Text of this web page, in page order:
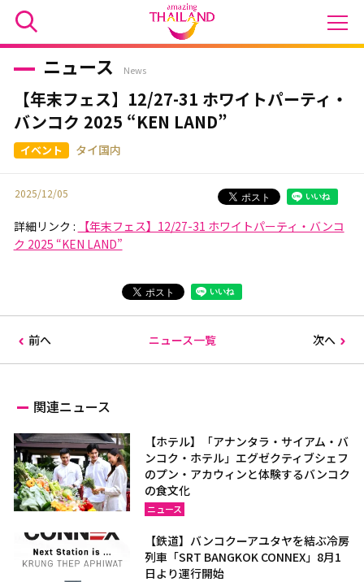
ニュース News
【年末フェス】12/27-31 ホワイトパーティ・
バンコク 2025 “KEN LAND”
タイ国内
2025/12/05
詳細リンク :
【年末フェス】12/27-31 ホワイトパーティ・バンコ
ク 2025 “KEN LAND”
前へ ニュース一覧 次へ
関連ニュース
【ホテル】「アナンタラ・サイアム・バ
ンコク・ホテル」エグゼクティブシェフ
のプン・アカウィンと体験するバンコク
の食文化
ニュース
【鉄道】バンコクーアユタヤを結ぶ冷房
列車「SRT BANGKOK CONNEX」8月1
日より運行開始